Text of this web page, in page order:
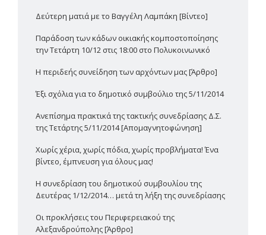
Δεύτερη ματιά με το Βαγγέλη Λαμπάκη [Βίντεο]
Παράδοση των κάδων οικιακής κομποστοποίησης
την Τετάρτη 10/12 στις 18:00 στο Πολυκοινωνικό
H περιδεής συνείδηση των αρχόντων μας [Άρθρο]
Έξι σχόλια για το δημοτικό συμβούλιο της 5/11/2014
Ανεπίσημα πρακτικά της τακτικής συνεδρίασης Δ.Σ.
της Τετάρτης 5/11/2014 [Απομαγνητοφώνηση]
Χωρίς χέρια, χωρίς πόδια, χωρίς προβλήματα! Ένα
βίντεο, έμπνευση για όλους μας!
Η συνεδρίαση του δημοτικού συμβουλίου της
Δευτέρας 1/12/2014… μετά τη λήξη της συνεδρίασης
Οι προκλήσεις του Περιφερειακού της
Αλεξανδρούπολης [Άρθρο]